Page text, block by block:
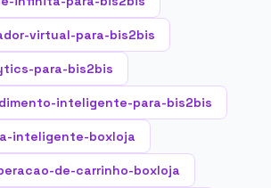
virtual-para-bis2bis
para-bis2bis
inteligente-para-bis2bis
inteligente-boxloja
de-carrinho-boxloja